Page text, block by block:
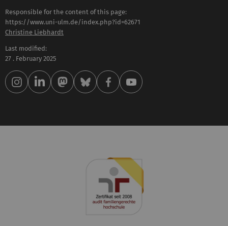
Responsible for the content of this page:
https://www.uni-ulm.de/index.php?id=62671
Christine Liebhardt
Last modified:
27 . February 2025